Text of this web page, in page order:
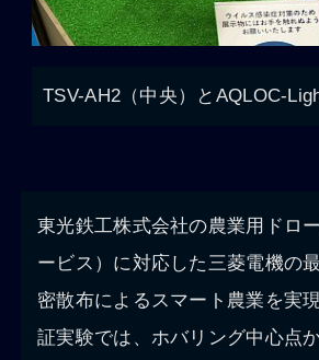
TSV-AH2（中央）とAQLOC-
東光鉄工株式会社の農業用ドロ
ービス）に対応した三菱電機の
密散布によるスマート農業を実
証実験では、ホバリング中心点